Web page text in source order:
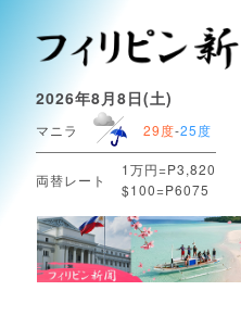
2026年8月8日(土)
マニラ 29度-25度
両替レート
1万円=P3,820
$100=P6075